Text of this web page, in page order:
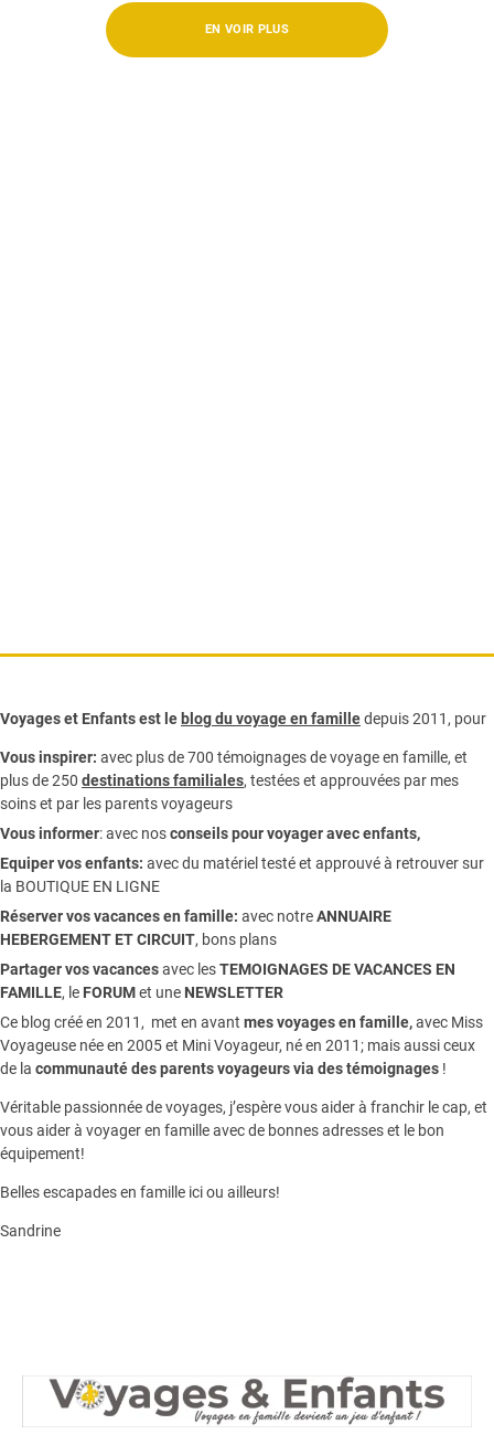
EN VOIR PLUS
Voyages et Enfants est le blog du voyage en familledepuis 2011, pour
Vous inspirer: avec plus de 700 témoignages devoyage en famille, et
plus de 250 destinations familiales, testées et approuvées par mes
soins et par les parents voyageurs
Vous informer:avec nosconseils pour voyager avec enfants,
Equiper vos enfants: avec du matériel testé et approuvé à retrouver sur
la BOUTIQUE EN LIGNE
Réserver vos vacances en famille: avec notreANNUAIRE
HEBERGEMENT ET CIRCUIT, bons plans
Partager vos vacancesavec lesTEMOIGNAGES DE VACANCES EN
FAMILLE, le FORUMet une NEWSLETTER
Ce blog créé en 2011, met en avant mes voyages en famille,avec Miss
Voyageuse née en 2005 et Mini Voyageur, né en 2011; mais aussi ceux
de la communauté des parents voyageurs via des témoignages !
Véritable passionnée de voyages, j’espère vous aider à franchir le cap, et
vous aider à voyager en famille avec de bonnes adresses et le bon
équipement!
Belles escapades en famille ici ou ailleurs!
Sandrine